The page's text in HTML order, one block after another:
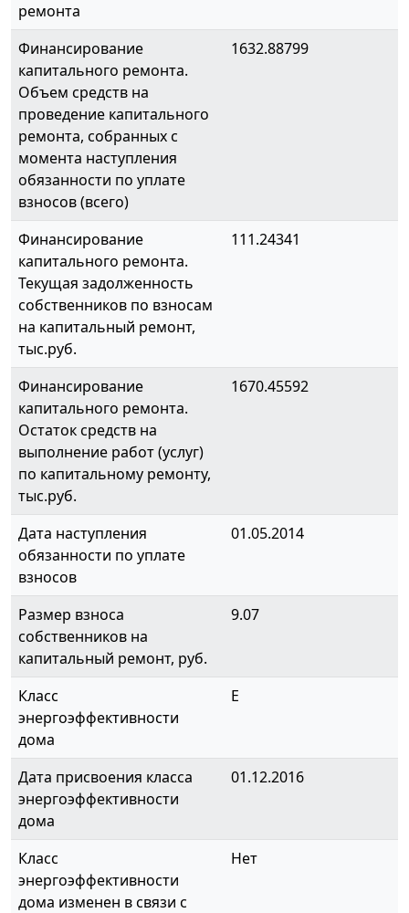
ремонта
Финансирование
капитального ремонта.
Объем средств на
проведение капитального
ремонта, собранных с
момента наступления
обязанности по уплате
взносов (всего)
1632.88799
Финансирование
капитального ремонта.
Текущая задолженность
собственников по взносам
на капитальный ремонт,
тыс.руб.
111.24341
Финансирование
капитального ремонта.
Остаток средств на
выполнение работ (услуг)
по капитальному ремонту,
тыс.руб.
1670.45592
Дата наступления
обязанности по уплате
взносов
01.05.2014
Размер взноса
собственников на
капитальный ремонт, руб.
9.07
Класс
энергоэффективности
дома
E
Дата присвоения класса
энергоэффективности
дома
01.12.2016
Класс
энергоэффективности
дома изменен в связи с
Нет